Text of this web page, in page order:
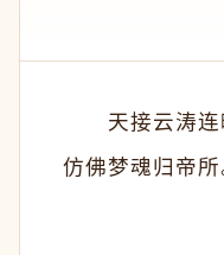
天接云涛连
仿佛梦魂归帝